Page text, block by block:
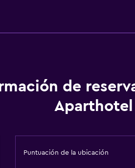
de
Puntuación de la ubicación